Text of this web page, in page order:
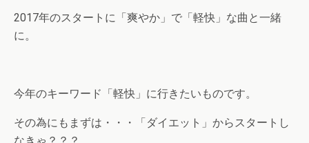
2017年のスタートに「爽やか」で「軽快」な曲と一緒
に。
今年のキーワード「軽快」に行きたいものです。
その為にもまずは・・・「ダイエット」からスタートし